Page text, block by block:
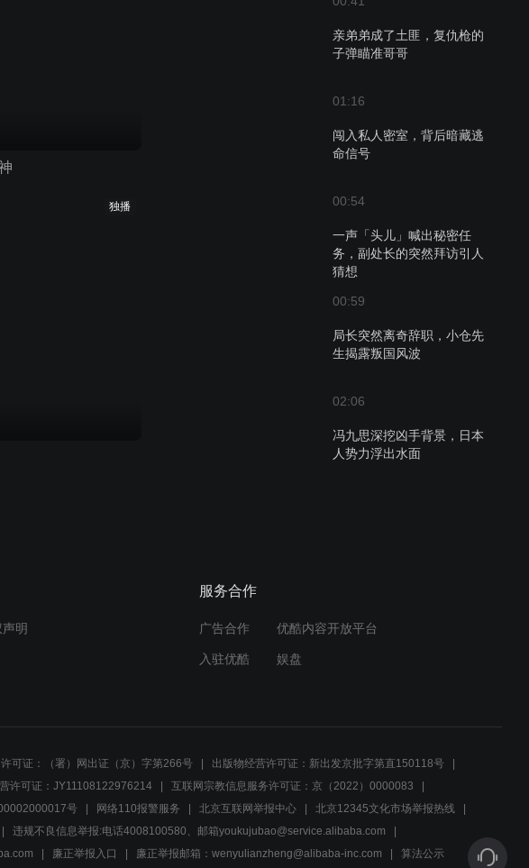
亲弟弟成了土匪，复仇枪的
子弹瞄准哥哥
01:16
闯入私人密室，背后暗藏逃
命信号
00:54
一声「头儿」喊出秘密任
务，副处长的突然拜访引人
猜想
00:59
局长突然离奇辞职，小仓先
生揭露叛国风波
02:06
冯九思深挖凶手背景，日本
人势力浮出水面
家庭紧急会议，九思姐姐力
01:56
冯九思的后悔之选，青瑶的
愤怒与决绝
独播
明
服务合作
广告合作 优酷内容开放平台
入驻优酷 娱盘
可证：（署）网出证（京）字第266号
出版物经营许可证：新出发京批字第直150118号
许可证：JY11108122976214
互联网宗教信息服务许可证：京（2022）0000083
号 网络110报警服务 北京互联网举报中心
北京12345文化市场举报热线
违规不良信息举报:电话4008100580、邮箱youkujubao@service.alibaba.com
廉正举报入口 廉正举报邮箱：wenyulianzheng@alibaba-inc.com 算法公示